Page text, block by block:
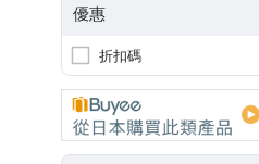
優惠
折扣碼